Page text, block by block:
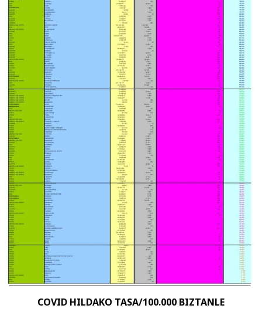
COVID HILDAKO TASA/100.000 BIZTANLE